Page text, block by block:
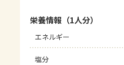
栄養情報（1人分）
エネルギー
塩分